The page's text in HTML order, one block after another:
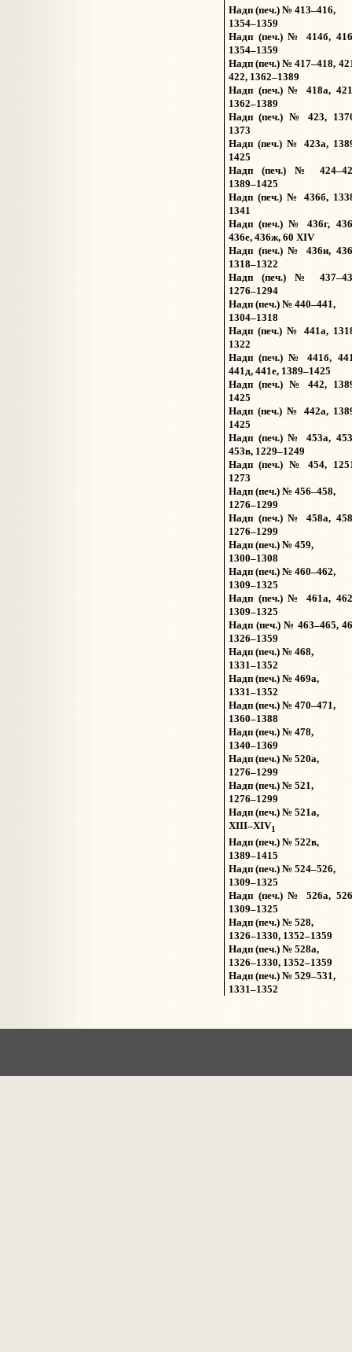
Надп (печ.) № 413–416,
1354–1359
Надп (печ.) № 414б,
1354–1359
Надп (печ.) № 417–418,
422, 1362–1389
Надп (печ.) № 418а,
1362–1389
Надп (печ.) № 423,
1373
Надп (печ.) № 423а,
1425
Надп (печ.) №
1389–1425
Надп (печ.) № 436б,
1341
Надп (печ.) № 436г,
436е, 436ж, 60 XIV
Надп (печ.) № 436и,
1318–1322
Надп (печ.) №
1276–1294
Надп (печ.) № 440–441,
1304–1318
Надп (печ.) № 441а,
1322
Надп (печ.) № 441б,
441д, 441е, 1389–1425
Надп (печ.) № 442,
1425
Надп (печ.) № 442а,
1425
Надп (печ.) № 453а,
453в, 1229–1249
Надп (печ.) № 454,
1273
Надп (печ.) № 456–458,
1276–1299
Надп (печ.) № 458а,
1276–1299
Надп (печ.) № 459,
1300–1308
Надп (печ.) № 460–462,
1309–1325
Надп (печ.) № 461а,
1309–1325
Надп (печ.) № 463–465,
1326–1359
Надп (печ.) № 468,
1331–1352
Надп (печ.) № 469а,
1331–1352
Надп (печ.) № 470–471,
1360–1388
Надп (печ.) № 478,
1340–1369
Надп (печ.) № 520а,
1276–1299
Надп (печ.) № 521,
1276–1299
Надп (печ.) № 521а,
XIII–XIV1
Надп (печ.) № 522в,
1389–1415
Надп (печ.) № 524–526,
1309–1325
Надп (печ.) № 526а,
1309–1325
Надп (печ.) № 528,
1326–1330, 1352–1359
Надп (печ.) № 528а,
1326–1330, 1352–1359
Надп (печ.) № 529–531,
1331–1352